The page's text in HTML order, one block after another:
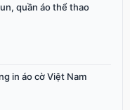
quần áo thể thao
in áo cờ Việt Nam